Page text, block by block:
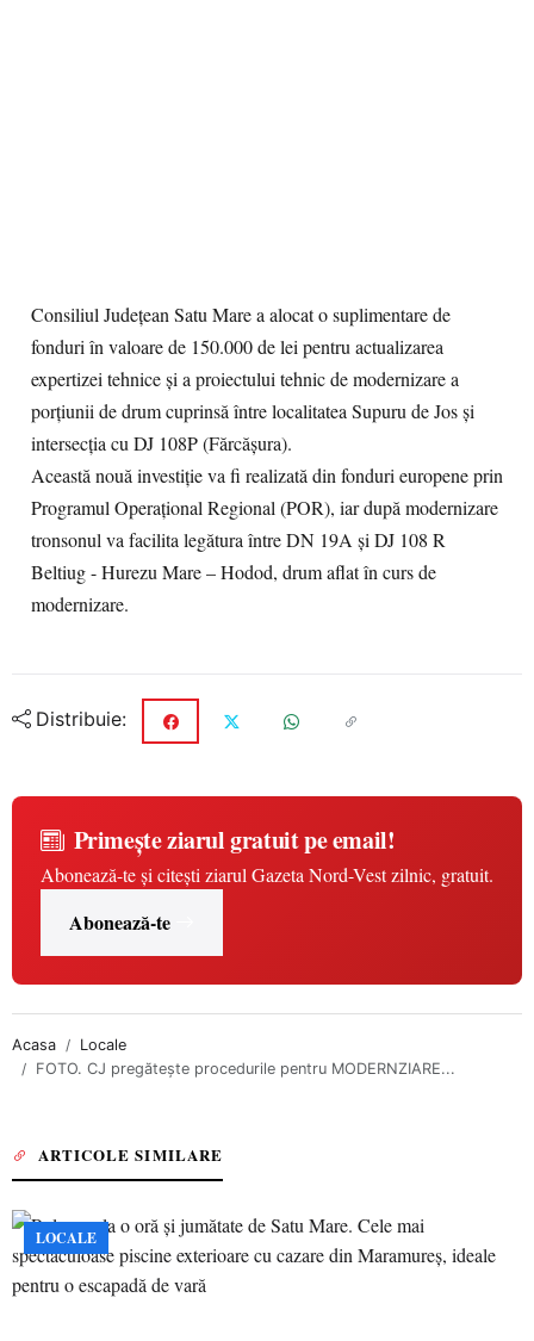
Consiliul Județean Satu Mare a alocat o suplimentare de
fonduri în valoare de 150.000 de lei pentru actualizarea
expertizei tehnice și a proiectului tehnic de modernizare a
porțiunii de drum cuprinsă între localitatea Supuru de Jos și
intersecția cu DJ 108P (Fărcășura).
Această nouă investiție va fi realizată din fonduri europene prin
Programul Operațional Regional (POR), iar după modernizare
tronsonul va facilita legătura între DN 19A și DJ 108 R
Beltiug - Hurezu Mare – Hodod, drum aflat în curs de
modernizare.
Distribuie:
Primește ziarul gratuit pe email!
Abonează-te și citești ziarul Gazeta Nord-Vest zilnic, gratuit.
Abonează-te
Acasa
Locale
FOTO. CJ pregătește procedurile pentru MODERNZIARE...
ARTICOLE SIMILARE
LOCALE